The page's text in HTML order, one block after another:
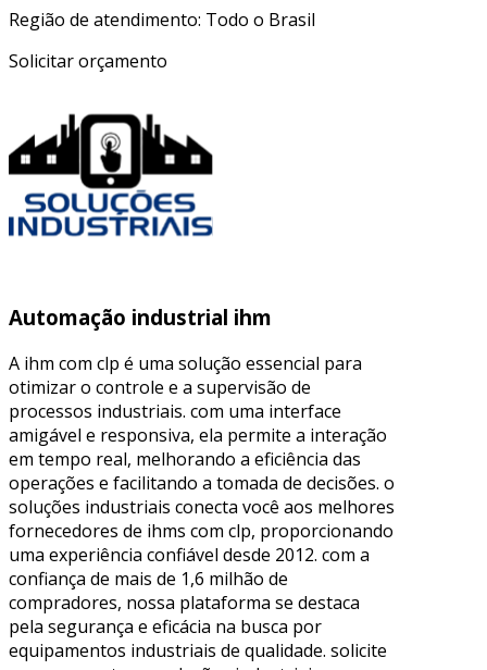
Região de atendimento: Todo o Brasil
Solicitar orçamento
Automação industrial ihm
A ihm com clp é uma solução essencial para
otimizar o controle e a supervisão de
processos industriais. com uma interface
amigável e responsiva, ela permite a interação
em tempo real, melhorando a eficiência das
operações e facilitando a tomada de decisões. o
soluções industriais conecta você aos melhores
fornecedores de ihms com clp, proporcionando
uma experiência confiável desde 2012. com a
confiança de mais de 1,6 milhão de
compradores, nossa plataforma se destaca
pela segurança e eficácia na busca por
equipamentos industriais de qualidade. solicite